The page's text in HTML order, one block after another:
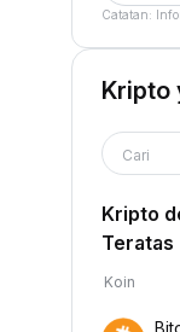
Catatan:
Kripto
Cari
Kripto
Teratas
Koin